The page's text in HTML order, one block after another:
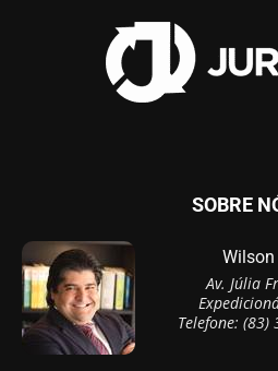
SOBRE
Wilson
Av. Júlia
Telefone: